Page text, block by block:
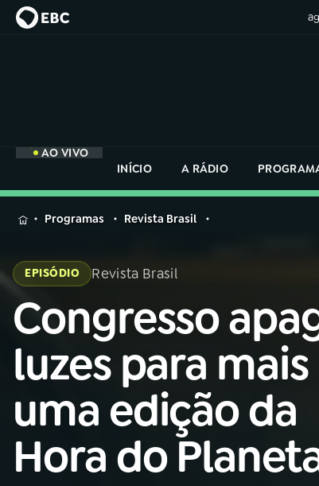
AO VIVO
INÍCIO
A RÁDIO
MENU
Buscar
na
Rádio
Nacional
01INÍCIO
02A RÁDIO
na
Rádio
Programas Revista Brasil
EPISÓDIO Revista Brasil
Congresso
luzes para mais
uma edição da
Hora do